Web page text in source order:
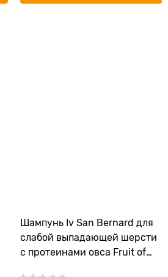
Шампунь Iv San Bernard для
слабой выпадающей шерсти
с протеинами овса Fruit of